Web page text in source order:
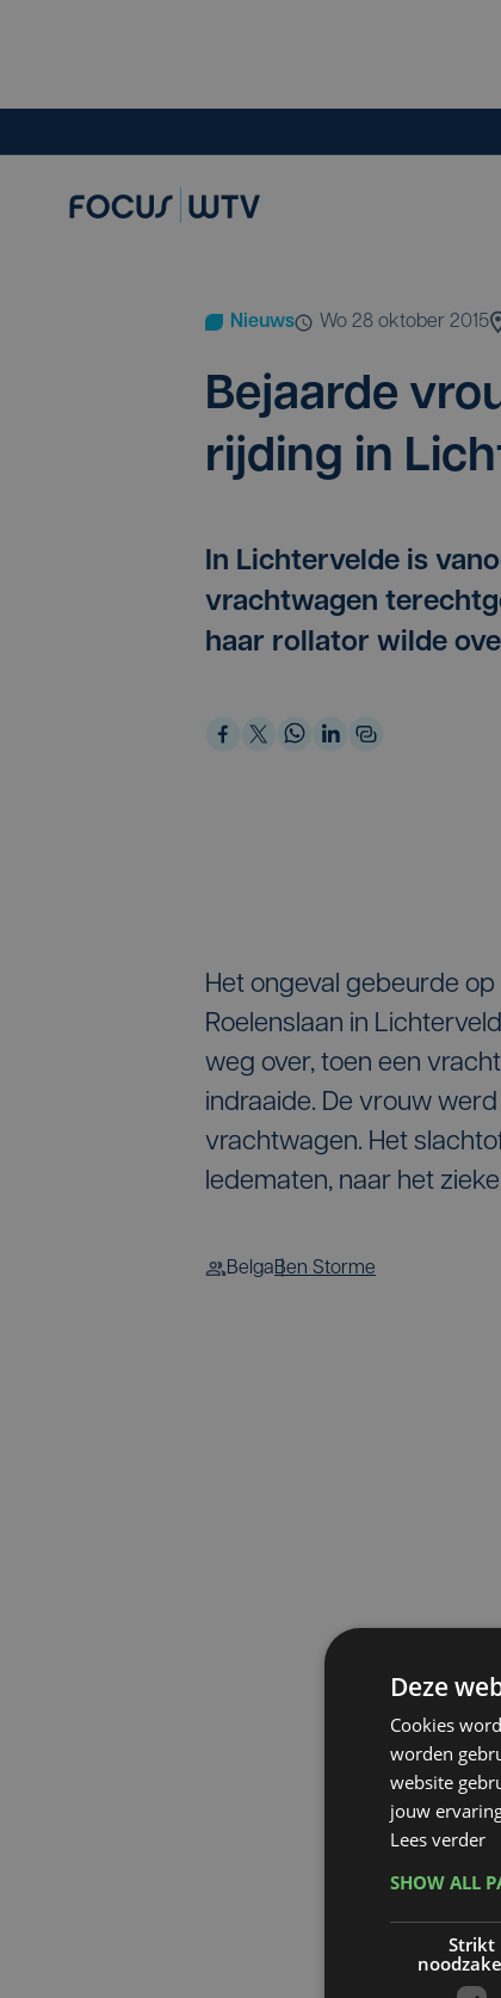
Nieuws wo 28 oktober 2015
Bejaar­de
rij­ding in
In Lichtervelde is
vrachtwagen
haar rollator wilde
Het ongeval gebeurde
Roelenslaan in
weg over, toen een
indraaide. De vrouw
vrachtwagen. Het
ledematen, naar het
BelgaBen Storme
Deze
Cookies
worden
website
jouw
Lees verder
SHOW ALL
Strikt